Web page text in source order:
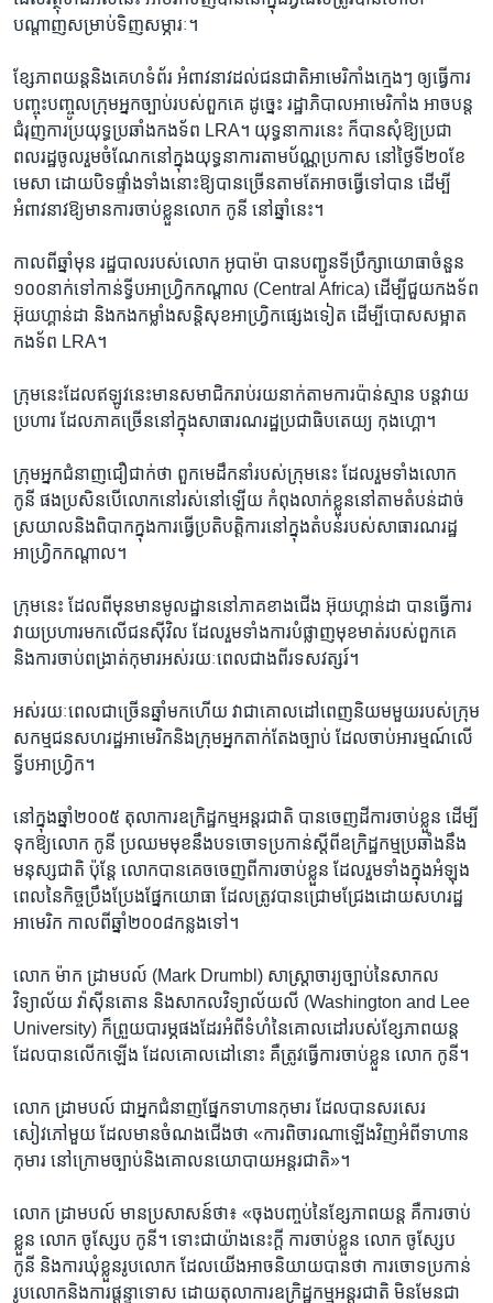
បណ្តាញ​សម្រាប់ទិញ​សម្ភារៈ។
ខ្សែភាពយន្ត​និង​គេហទំព័រ​ អំពាវនាវដល់ជនជាតិ​អាមេរិកាំង​ក្មេងៗ ឲ្យ​ធ្វើការ​
បញ្ចុះបញ្ចូលក្រុមអ្នកច្បាប់​របស់​ពួកគេ ដូច្នេះ រដ្ឋាភិបាល​អាមេរិកាំង អាច​បន្ត​
ជំរុញការប្រយុទ្ធ​ប្រឆាំង​កងទ័ព LRA។ យុទ្ធនាការ​នេះ ​ក៏បាន​សុំឱ្យ​ប្រជា
ពលរដ្ឋ​ចូលរួម​ចំណែក​នៅក្នុង​យុទ្ធនាការតាមប័ណ្ណ​ប្រកាស នៅថ្ងៃ​ទី២០​ខែ
មេសា ដោយ​បិទ​ផ្ទាំងទាំងនោះឱ្យបាន​ច្រើន​តាម​តែអាច​ធ្វើទៅបាន ដើម្បី​
អំពាវនាវ​ឱ្យ​មាន​ការចាប់ខ្លួន​លោក កូនី នៅ​ឆ្នាំនេះ។
កាលពី​ឆ្នាំមុន​ រដ្ឋបាល​របស់​លោក អូបាម៉ា បាន​បញ្ជូន​ទីប្រឹក្សាយោធា​ចំនួន​
១០០​នាក់​ទៅកាន់​ទ្វីប​អាហ្រ្វិក​កណ្តាល (Central Africa) ដើម្បី​ជួយកងទ័ព
អ៊ុយហ្គាន់ដា និង​កងកម្លាំង​សន្តិសុខអាហ្រ្វិកផ្សេង​ទៀត​ ដើម្បី​បោសសម្អាត
កងទ័ព LRA។
ក្រុមនេះ​ដែល​ឥឡូវនេះ​មាន​សមាជិក​រាប់រយ​នាក់​តាម​ការ​ប៉ាន់ស្មាន​ បន្ត​វាយ​
ប្រហារ ដែល​ភាគច្រើន​នៅក្នុង​សាធារណរដ្ឋ​ប្រជាធិបតេយ្យ កុងហ្គោ។
ក្រុម​អ្នក​ជំនាញ​ជឿជាក់​ថា ពួកមេដឹកនាំ​របស់​ក្រុមនេះ ដែល​រួម​ទាំង​លោក
កូនី ផង​ប្រសិនបើ​លោក​នៅរស់​នៅឡើយ កំពុង​លាក់ខ្លួននៅ​តាម​តំបន់​ដាច់
ស្រយាល​និង​ពិបាក​ក្នុងការ​ធ្វើ​ប្រតិបត្តិការនៅ​ក្នុងតំបន់របស់សាធារណរដ្ឋ​
អាហ្រ្វិក​កណ្តាល។
ក្រុមនេះ ដែល​ពីមុន​មាន​មូលដ្ឋាន​នៅភាគ​ខាងជើង អ៊ុយហ្គាន់ដា បាន​ធ្វើការ​
វាយប្រហារ​មកលើ​ជនស៊ីវិល ដែល​រួមទាំង​ការបំផ្លាញ​មុខមាត់​របស់​ពួកគេ
និង​ការ​ចាប់ពង្រាត់​កុមារ​អស់​រយៈពេលជាង​ពីរទសវត្សរ៍។
អស់​រយៈពេល​ជាច្រើន​ឆ្នាំ​មកហើយ វា​ជា​គោលដៅ​ពេញនិយម​មួយ​របស់​ក្រុម​
សកម្មជន​សហរដ្ឋ​អាមេរិក​និងក្រុមអ្នកតាក់​តែង​ច្បាប់ ដែល​ចាប់​អារម្មណ៍លើ​
ទ្វីប​អាហ្រ្វិក។
នៅក្នុង​ឆ្នាំ​២០០៥ តុលាការឧក្រិដ្ឋកម្ម​អន្តរជាតិ បាន​ចេញ​ដីការ​ចាប់ខ្លួន​ ដើម្បី​
ទុក​ឱ្យ​លោក កូនី ប្រឈមមុខ​នឹង​បទ​ចោទ​ប្រកាន់​ស្តីពី​ឧក្រិដ្ឋកម្ម​ប្រឆាំងនឹង​
មនុស្ស​ជាតិ ប៉ុន្តែ លោក​បាន​គេចចេញ​ពីការចាប់​ខ្លួន ដែល​រួមទាំង​ក្នុង​អំឡុង​
ពេលនៃ​កិច្ច​ប្រឹងប្រែង​ផ្នែក​យោធា ដែលត្រូវបានជ្រោមជ្រែងដោយ​សហរដ្ឋ​
អាមេរិក កាលពី​ឆ្នាំ​២០០៨​កន្លង​ទៅ។
លោក ម៉ាក ដ្រាមបល៍ (Mark Drumbl) សាស្រ្តាចារ្យ​ច្បាប់នៃ​សាកល​
វិទ្យាល័យ វ៉ាស៊ីនតោន និង​សាកល​វិទ្យាល័យ​លី (Washington and Lee
University) ក៏​ព្រួយបារម្ភ​ផងដែរ​អំពី​ទំហំ​នៃ​គោលដៅ​របស់​ខ្សែភាពយន្ត​
ដែល​បាន​លើកឡើង​ ដែល​គោលដៅ​នោះ​ គឺ​ត្រូវធ្វើ​ការចាប់​ខ្លួន លោក កូនី។
លោក ដ្រាមបល៍ ជា​អ្នក​ជំនាញ​ផ្នែក​ទាហាន​កុមារ ដែល​បាន​សរសេរ​
សៀវភៅ​មួយ ដែល​មាន​ចំណង​ជើង​ថា «ការពិចារណា​ឡើង​វិញអំពី​ទាហាន​
កុមារ នៅ​ក្រោម​ច្បាប់​និង​គោល​នយោបាយអន្តរជាតិ»។
លោក ដ្រាមបល៍ មាន​ប្រសាសន៍​ថា៖ «ចុងបញ្ចប់នៃ​ខ្សែភាពយន្ត គឺ​ការចាប់
ខ្លួន លោក ចូស្សែប កូនី។ ទោះ​ជាយ៉ាង​នេះក្តី ការចាប់ខ្លួន លោក ចូស្សែប
កូនី និង​ការ​ឃុំ​ខ្លួនរូបលោក ដែល​យើង​អាច​និយាយ​បាន​ថា ការចោទ​ប្រកាន់
រូប​លោក​និង​ការផ្តន្ទា​ទោស​ ដោយ​តុលាការ​ឧក្រិដ្ឋកម្ម​អន្តរជាតិ មិនមែន​ជា​